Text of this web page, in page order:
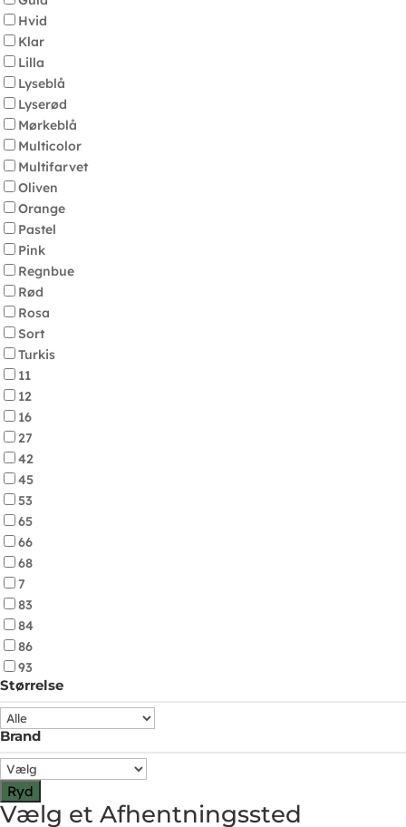
Hvid
Klar
Lilla
Lyseblå
Lyserød
Mørkeblå
Multicolor
Multifarvet
Oliven
Orange
Pastel
Pink
Regnbue
Rød
Rosa
Sort
Turkis
11
12
16
27
42
45
53
65
66
68
7
83
84
86
93
Størrelse
Brand
Ryd
Vælg et Afhentningssted